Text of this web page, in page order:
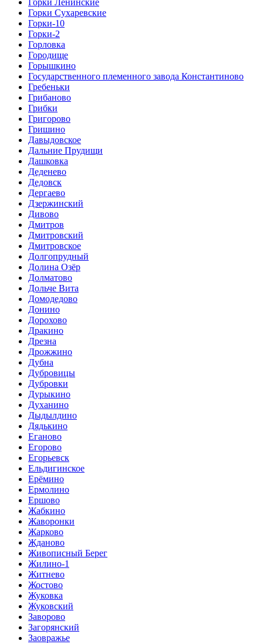
Горки Ленинские
Горки Сухаревские
Горки-10
Горки-2
Горловка
Городище
Горышкино
Государственного племенного завода Константиново
Гребеньки
Грибаново
Грибки
Григорово
Гришино
Давыдовское
Дальние Прудищи
Дашковка
Деденево
Дедовск
Дергаево
Дзержинский
Дивово
Дмитров
Дмитровский
Дмитровское
Долгопрудный
Долина Озёр
Долматово
Дольче Вита
Домодедово
Донино
Дорохово
Дракино
Дрезна
Дрожжино
Дубна
Дубровицы
Дубровки
Дурыкино
Духанино
Дыдылдино
Дядькино
Еганово
Егорово
Егорьевск
Ельдигинское
Ерёмино
Ермолино
Ершово
Жабкино
Жаворонки
Жарково
Жданово
Живописный Берег
Жилино-1
Житнево
Жостово
Жуковка
Жуковский
Заворово
Загорянский
Заовражье